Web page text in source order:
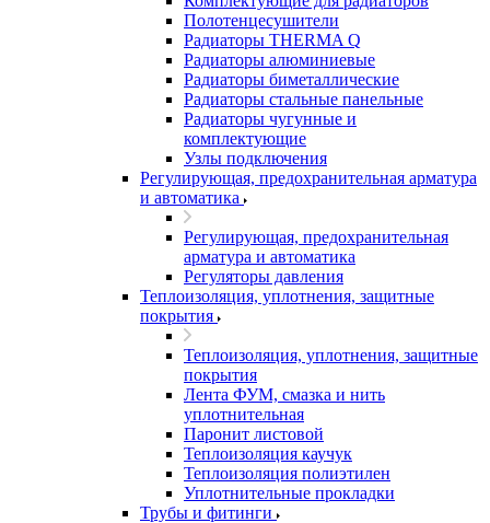
Полотенцесушители
Радиаторы THERMA Q
Радиаторы алюминиевые
Радиаторы биметаллические
Радиаторы стальные панельные
Радиаторы чугунные и
комплектующие
Узлы подключения
Регулирующая, предохранительная арматура
и автоматика
Регулирующая, предохранительная
арматура и автоматика
Регуляторы давления
Теплоизоляция, уплотнения, защитные
покрытия
Теплоизоляция, уплотнения, защитные
покрытия
Лента ФУМ, смазка и нить
уплотнительная
Паронит листовой
Теплоизоляция каучук
Теплоизоляция полиэтилен
Уплотнительные прокладки
Трубы и фитинги